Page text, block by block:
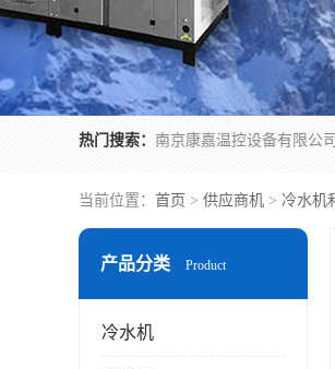
热门搜索：
当前位置： 首页 > 供应商机 > 冷水机
产品分类 Product
冷水机